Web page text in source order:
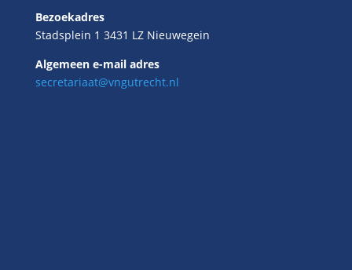
Bezoekadres
Stadsplein 1 3431 LZ Nieuwegein
Algemeen e-mail adres
secretariaat@vngutrecht.nl